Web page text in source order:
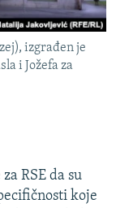
izgrađen je
i Jožefa za
RSE da su
koje